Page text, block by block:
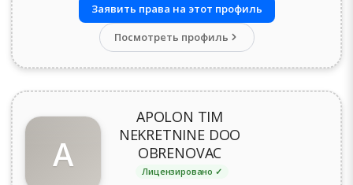
Заявить права на этот профиль
Посмотреть профиль
A
APOLON TIM
NEKRETNINE DOO
OBRENOVAC
Лицензировано ✓